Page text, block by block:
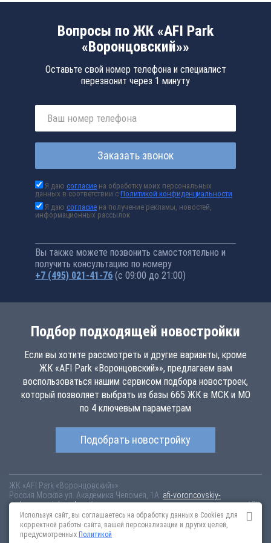
Вопросы по ЖК «AFI Park
«Воронцовский»»
Оставьте свой номер телефона и специалист
перезвонит через 1 минуту
Заказать звонок
Я даюсогласие на обработку моих персональных
данных в соответствии сПолитикой конфиденциальности
Я даюсогласие на получение рекламы, новостей,
информационных рассылок
Вы также можете позвонить самостоятельно и
получить консультацию по номеру
+7 (495) 021-41-76 (с 09:00 до 21:00)
Подбор подходящей новостройки
Если вы хотите рассмотреть и другие варианты, кроме
ЖК «AFI Park «Воронцовский»», предлагаем вам
воспользоваться нашим сервисом подбора новостроек,
который позволяет выбрать из базы 665 ЖК в МСК и МО
по 4 ключевым параметрам
Подобрать новостройку
ЖК «AFI Park «Воронцовский»»
Россия Москва ул. Академика Челомея, 1А afi-voroncovskiy-
park.novopoisk.msk.ruКупить квартиру в новом жилом комплексе «AFI
Park «Воронцовский»» от «AFI Development» в Обручевском районе.
Квартиры различных планировок от 10.42 млн рублей!
Используя сайт, вы соглашаетесь на обработку данных в Cookies для
корректной работы сайта, вашей персонализации и других целей,
предусмотренных Политикой